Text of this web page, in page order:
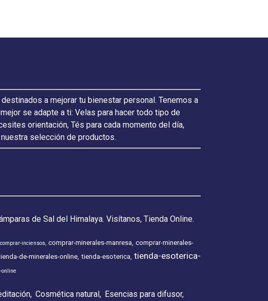
a mejorar tu bienestar personal. Tenemos a
se adapte a ti: Velas para hacer todo tipo de
orientación, Tés para cada momento del día,
selección de productos.
de Sal del Himalaya. Visítanos, Tienda Online.
comprar-inciensos comprar-minerales-manresa comprar-minerales-
de-minerales-online tienda-esoterica tienda-esoterica-
online
Cosmética natural Esencias para difusor